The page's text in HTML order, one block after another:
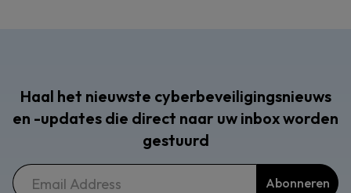
Haal het nieuwste cyberbeveiligingsnieuws
en -updates die direct naar uw inbox worden
gestuurd